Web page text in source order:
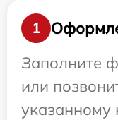
1
Заполните
или
указанному